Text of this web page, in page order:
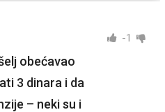
-1
obećavao
3 dinara i da
– neki su i